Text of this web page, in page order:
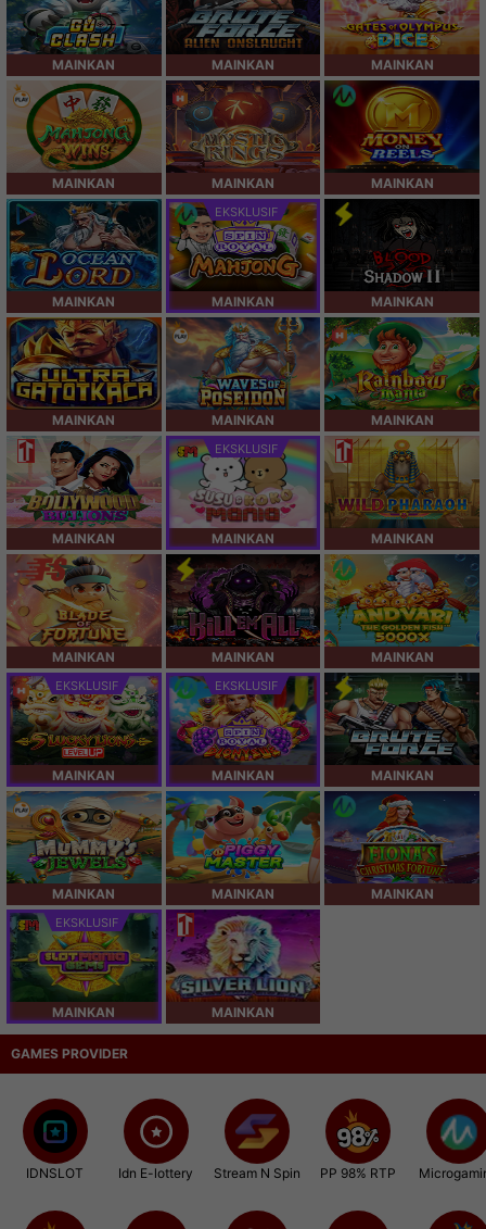
MAINKAN MAINKAN MAINKAN
MAINKAN MAINKAN MAINKAN
MAINKAN
EKSKLUSIF
MAINKAN MAINKAN
MAINKAN MAINKAN MAINKAN
MAINKAN
EKSKLUSIF
MAINKAN MAINKAN
MAINKAN MAINKAN MAINKAN
EKSKLUSIF
MAINKAN
EKSKLUSIF
MAINKAN MAINKAN
MAINKAN MAINKAN MAINKAN
EKSKLUSIF
MAINKAN MAINKAN
GAMES PROVIDER
IDNSLOT Idn E-lottery Stream N Spin PP 98% RTP